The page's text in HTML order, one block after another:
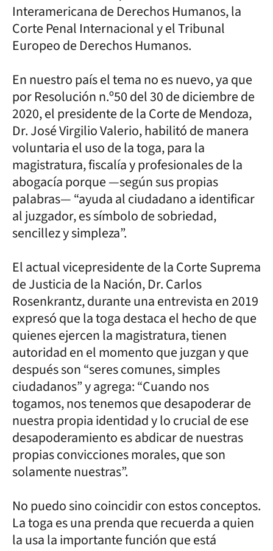
Interamericana de Derechos Humanos, la
Corte Penal Internacional y el Tribunal
Europeo de Derechos Humanos.
En nuestro país el tema no es nuevo, ya que
por Resolución n.º50 del 30 de diciembre de
2020, el presidente de la Corte de Mendoza,
Dr. José Virgilio Valerio, habilitó de manera
voluntaria el uso de la toga, para la
magistratura, fiscalía y profesionales de la
abogacía porque —según sus propias
palabras— “ayuda al ciudadano a identificar
al juzgador, es símbolo de sobriedad,
sencillez y simpleza”.
El actual vicepresidente de la Corte Suprema
de Justicia de la Nación, Dr. Carlos
Rosenkrantz, durante una entrevista en 2019
expresó que la toga destaca el hecho de que
quienes ejercen la magistratura, tienen
autoridad en el momento que juzgan y que
después son “seres comunes, simples
ciudadanos” y agrega: “Cuando nos
togamos, nos tenemos que desapoderar de
nuestra propia identidad y lo crucial de ese
desapoderamiento es abdicar de nuestras
propias convicciones morales, que son
solamente nuestras”.
No puedo sino coincidir con estos conceptos.
La toga es una prenda que recuerda a quien
la usa la importante función que está